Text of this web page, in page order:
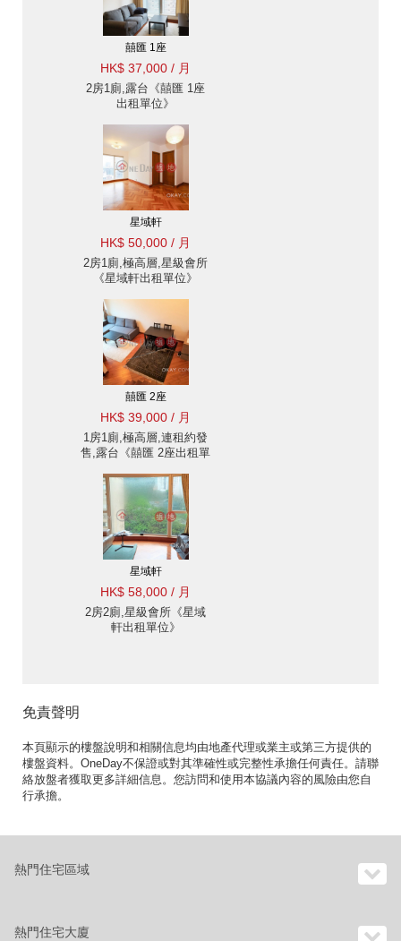
囍匯 1座
HK$ 37,000 / 月
2房1廁,露台《囍匯 1座
出租單位》
星域軒
HK$ 50,000 / 月
2房1廁,極高層,星級會所
《星域軒出租單位》
囍匯 2座
HK$ 39,000 / 月
1房1廁,極高層,連租約發
售,露台《囍匯 2座出租單
星域軒
HK$ 58,000 / 月
2房2廁,星級會所《星域
軒出租單位》
免責聲明
本頁顯示的樓盤說明和相關信息均由地產代理或業主或第三方提供的
樓盤資料。OneDay不保證或對其準確性或完整性承擔任何責任。請聯
絡放盤者獲取更多詳細信息。您訪問和使用本協議內容的風險由您自
行承擔。
熱門住宅區域
熱門住宅大廈